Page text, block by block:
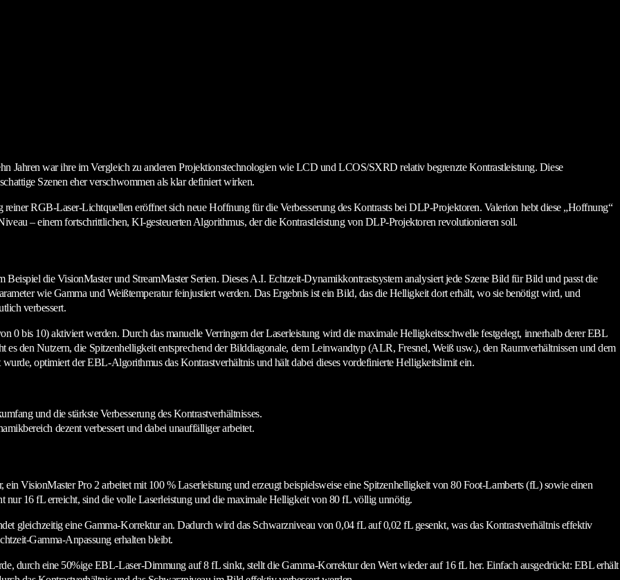
Jahren war ihre im Vergleich zu anderen Projektionstechnologien wie LCD und LCOS/SXRD relativ begrenzte Kontrastleistung. Diese
Szenen eher verschwommen als klar definiert wirken.
RGB-Laser-Lichtquellen eröffnet sich neue Hoffnung für die Verbesserung des Kontrasts bei DLP-Projektoren. Valerion hebt diese „Hoffnung“
– einem fortschrittlichen, KI-gesteuerten Algorithmus, der die Kontrastleistung von DLP-Projektoren revolutionieren soll.
die VisionMaster und StreamMaster Serien. Dieses A.I. Echtzeit-Dynamikkontrastsystem analysiert jede Szene Bild für Bild und passt die
wie Gamma und Weißtemperatur feinjustiert werden. Das Ergebnis ist ein Bild, das die Helligkeit dort erhält, wo sie benötigt wird, und
verbessert.
0 bis 10) aktiviert werden. Durch das manuelle Verringern der Laserleistung wird die maximale Helligkeitsschwelle festgelegt, innerhalb derer EBL
den Nutzern, die Spitzenhelligkeit entsprechend der Bilddiagonale, dem Leinwandtyp (ALR, Fresnel, Weiß usw.), den Raumverhältnissen und dem
optimiert der EBL-Algorithmus das Kontrastverhältnis und hält dabei dieses vordefinierte Helligkeitslimit ein.
und die stärkste Verbesserung des Kontrastverhältnisses.
dezent verbessert und dabei unauffälliger arbeitet.
VisionMaster Pro 2 arbeitet mit 100 % Laserleistung und erzeugt beispielsweise eine Spitzenhelligkeit von 80 Foot-Lamberts (fL) sowie einen
16 fL erreicht, sind die volle Laserleistung und die maximale Helligkeit von 80 fL völlig unnötig.
gleichzeitig eine Gamma-Korrektur an. Dadurch wird das Schwarzniveau von 0,04 fL auf 0,02 fL gesenkt, was das Kontrastverhältnis effektiv
Gamma-Anpassung erhalten bleibt.
durch eine 50%ige EBL-Laser-Dimmung auf 8 fL sinkt, stellt die Gamma-Korrektur den Wert wieder auf 16 fL her. Einfach ausgedrückt: EBL erhält